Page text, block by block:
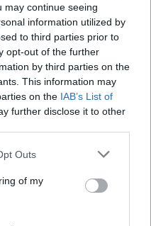
may continue seeing
information utilized by
to third parties prior to
opt-out of the further
by third parties on the
This information may
on the IAB’s List of
further disclose it to other
Outs
of my
znamená každá miliarda
Nezateplených domů
základě zkušeností s
za optimální
deseti miliard Kč,"
mluvčí Evy Pernicové.
reklama